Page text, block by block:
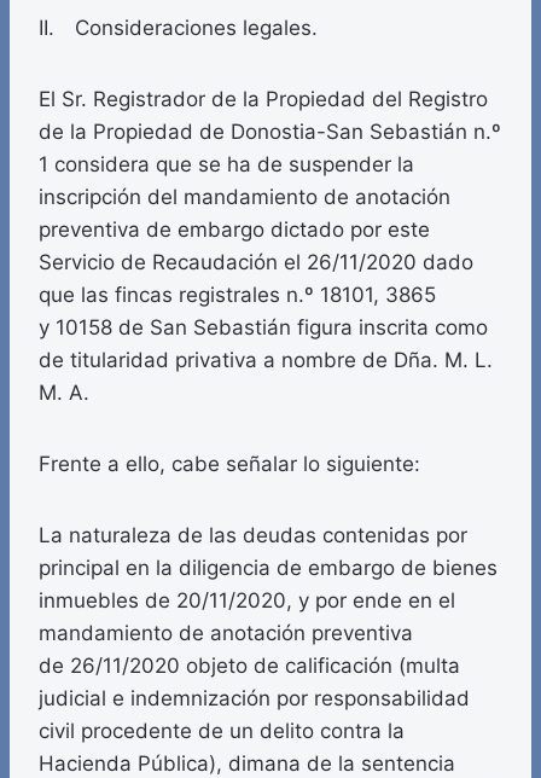
II. Consideraciones legales.
El Sr. Registrador de la Propiedad del Registro
de la Propiedad de Donostia-San Sebastián n.º
1 considera que se ha de suspender la
inscripción del mandamiento de anotación
preventiva de embargo dictado por este
Servicio de Recaudación el 26/11/2020 dado
que las fincas registrales n.º 18101, 3865
y 10158 de San Sebastián figura inscrita como
de titularidad privativa a nombre de Dña. M. L.
M. A.
Frente a ello, cabe señalar lo siguiente:
La naturaleza de las deudas contenidas por
principal en la diligencia de embargo de bienes
inmuebles de 20/11/2020, y por ende en el
mandamiento de anotación preventiva
de 26/11/2020 objeto de calificación (multa
judicial e indemnización por responsabilidad
civil procedente de un delito contra la
Hacienda Pública), dimana de la sentencia